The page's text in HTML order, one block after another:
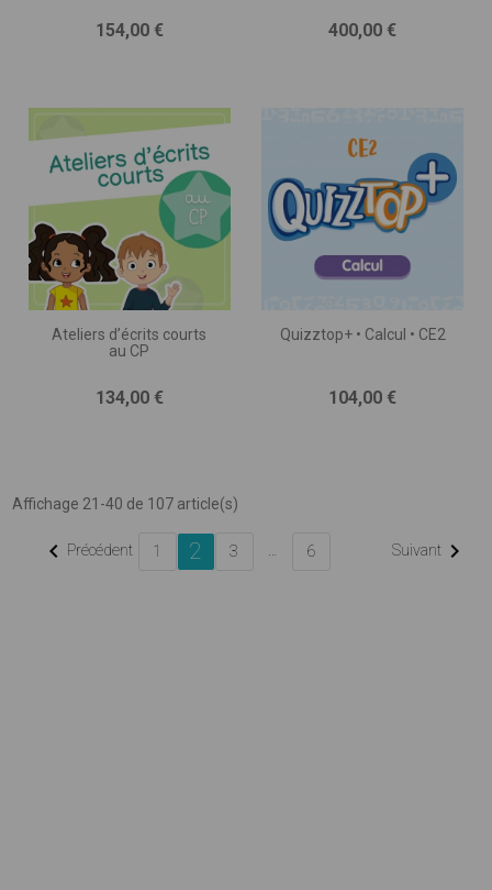
Prix
154,00 € Prix
400,00 €
Ateliers d’écrits courts
au CP
Prix
134,00 €
Quizztop+ • Calcul • CE2
Prix
104,00 €
Affichage 21-40 de 107 article(s)
 Précédent 1 2 3 6 Suivant